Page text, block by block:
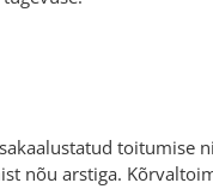
toitumise
nõu arstiga.